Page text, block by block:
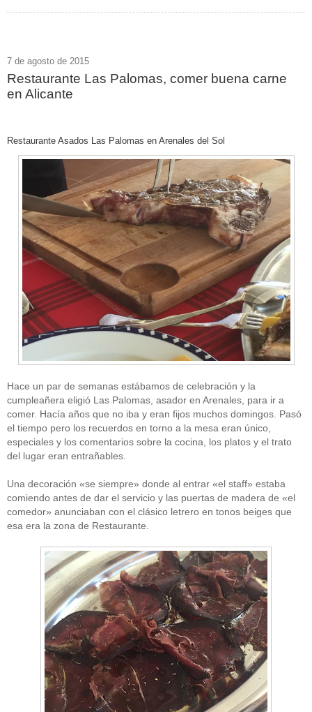
7 de agosto de 2015
Restaurante Las Palomas, comer buena carne
en Alicante
Restaurante Asados Las Palomas en Arenales del Sol
Hace un par de semanas estábamos de celebración y la
cumpleañera eligió Las Palomas, asador en Arenales, para ir a
comer. Hacía años que no iba y eran fijos muchos domingos. Pasó
el tiempo pero los recuerdos en torno a la mesa eran único,
especiales y los comentarios sobre la cocina, los platos y el trato
del lugar eran entrañables.
Una decoración «se siempre» donde al entrar «el staff» estaba
comiendo antes de dar el servicio y las puertas de madera de «el
comedor» anunciaban con el clásico letrero en tonos beiges que
esa era la zona de Restaurante.